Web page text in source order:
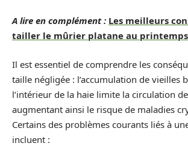
A lire en complément : Les meilleurs
tailler le mûrier platane au printemps
Il est essentiel de comprendre les
taille négligée : l’accumulation de vieilles
l’intérieur de la haie limite la circulation de
augmentant ainsi le risque de maladies
Certains des problèmes courants liés à
incluent :